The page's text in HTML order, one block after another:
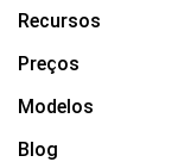
Recursos
Preços
Modelos
Blog